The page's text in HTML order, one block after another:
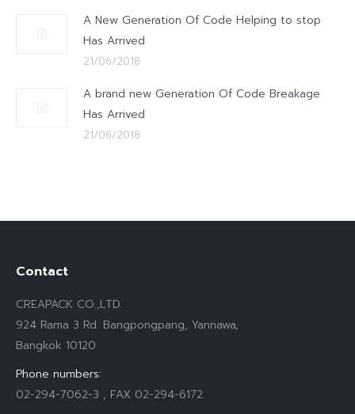
A New Generation Of Code Helping to stop
Has Arrived
21/06/2018
A brand new Generation Of Code Breakage
Has Arrived
21/06/2018
Contact
CREAPACK CO.,LTD.
924 Rama 3 Rd. Bangpongpang, Yannawa,
Bangkok 10120
Phone numbers:
02-294-7062-3 , FAX 02-294-6172